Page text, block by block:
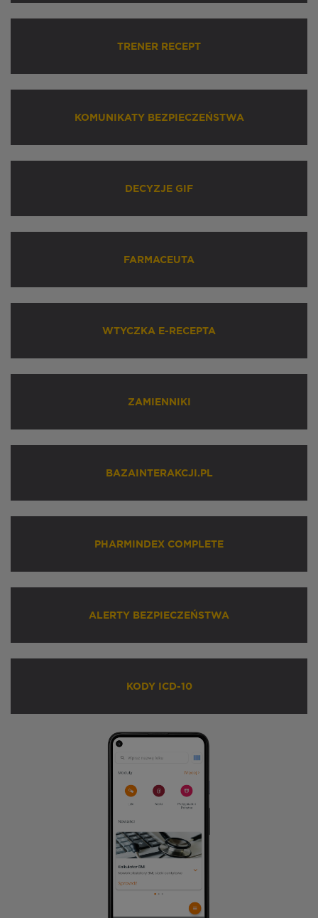
TRENER RECEPT
KOMUNIKATY BEZPIECZEŃSTWA
DECYZJE GIF
FARMACEUTA
WTYCZKA E-RECEPTA
ZAMIENNIKI
BAZAINTERAKCJI.PL
PHARMINDEX COMPLETE
ALERTY BEZPIECZEŃSTWA
KODY ICD-10